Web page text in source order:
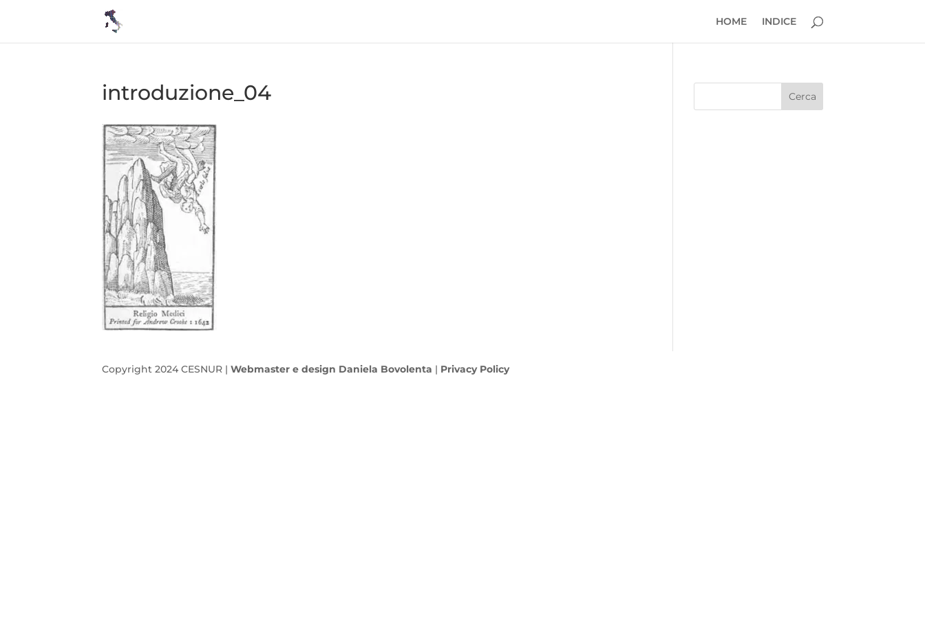
HOME INDICE
introduzione_04
Copyright 2024 CESNUR | Webmaster e design Daniela Bovolenta | Privacy Policy